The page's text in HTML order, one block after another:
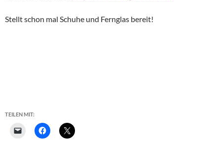
Stellt schon mal Schuhe und Fernglas bereit!
TEILEN MIT: